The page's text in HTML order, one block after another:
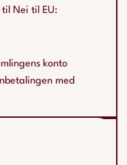
Nei til EU:
konto
med